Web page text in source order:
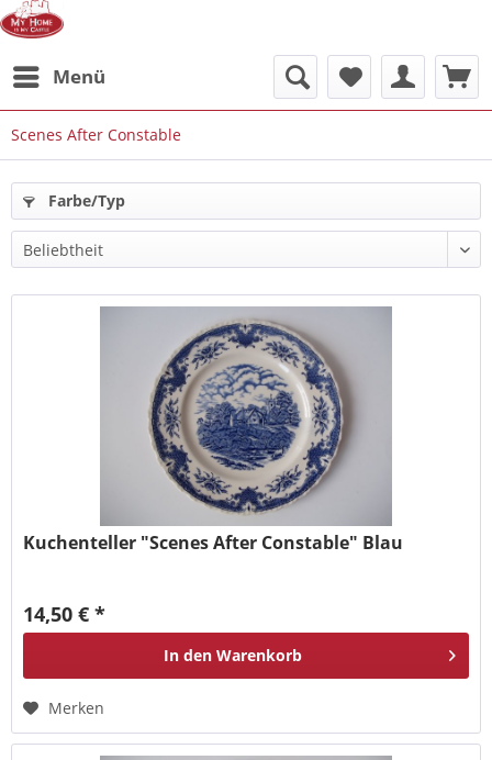
Menü
Scenes After Constable
Farbe/Typ
Kuchenteller "Scenes After Constable" Blau
14,50 € *
In den Warenkorb
Merken